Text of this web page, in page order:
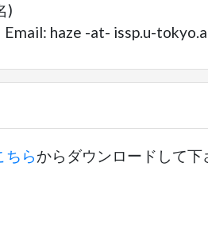
)
haze -at- issp.u-
ちらからダウンロードして下